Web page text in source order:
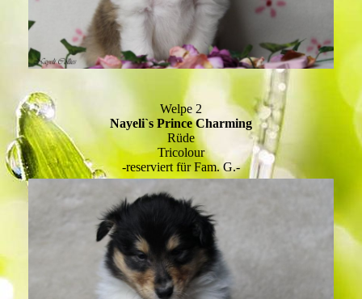
Welpe 2
Nayeli`s Prince Charming
Rüde
Tricolour
-reserviert für Fam. G.-